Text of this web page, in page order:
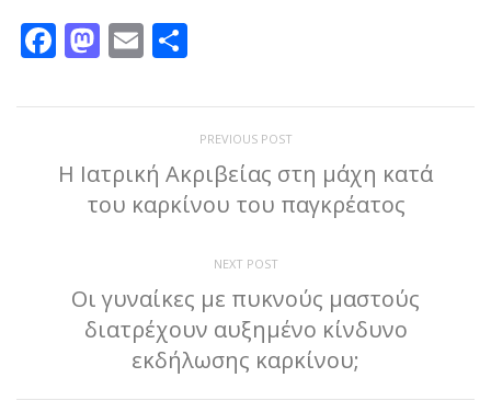
Facebook
Mastodon
Email
PREVIOUS POST
Η Ιατρική Ακριβείας στη μάχη κατά
του καρκίνου του παγκρέατος
NEXT POST
Οι γυναίκες με πυκνούς μαστούς
διατρέχουν αυξημένο κίνδυνο
εκδήλωσης καρκίνου;